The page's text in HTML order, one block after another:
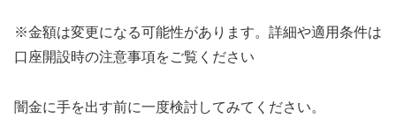
※金額は変更になる可能性があります。詳細や適用条件は
口座開設時の注意事項をご覧ください
闇金に手を出す前に一度検討してみてください。